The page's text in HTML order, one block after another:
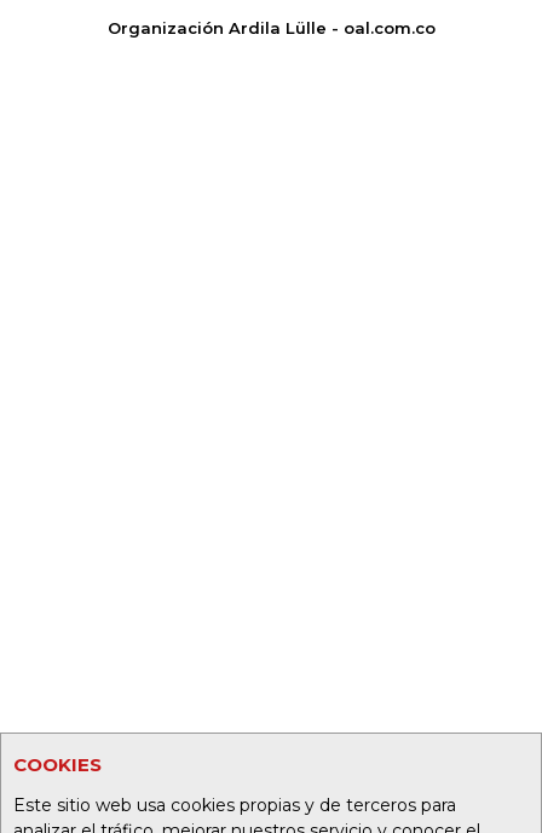
COOKIES
Este sitio web usa cookies propias y de terceros para
Organización Ardila Lülle - oal.com.co